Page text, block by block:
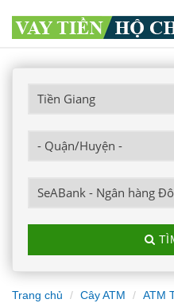
Trang chủ Cây ATM ATM